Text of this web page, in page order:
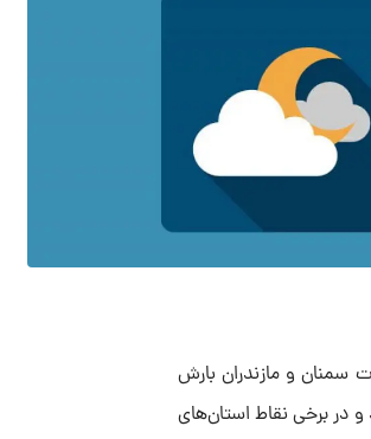
ارتفاعات سمنان و مازندران بارش
در برخی نقاط استان‌های